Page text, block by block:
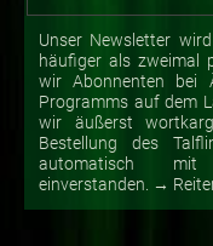
Unser Newsletter
häufiger als zweimal
wir Abonnenten bei
Programms auf dem
wir äußerst
Bestellung des
automatisch mit
einverstanden. →